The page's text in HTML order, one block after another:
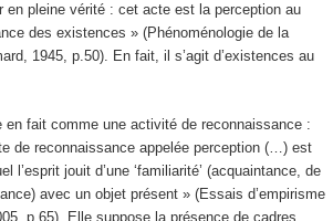
en pleine vérité : cet acte est la perception au
des existences » (Phénoménologie de la
1945, p.50). En fait, il s’agit d’existences au
en fait comme une activité de reconnaissance :
de reconnaissance appelée perception (…) est
l’esprit jouit d’une ‘familiarité’ (acquaintance, de
avec un objet présent » (Essais d’empirisme
p.65). Elle suppose la présence de cadres